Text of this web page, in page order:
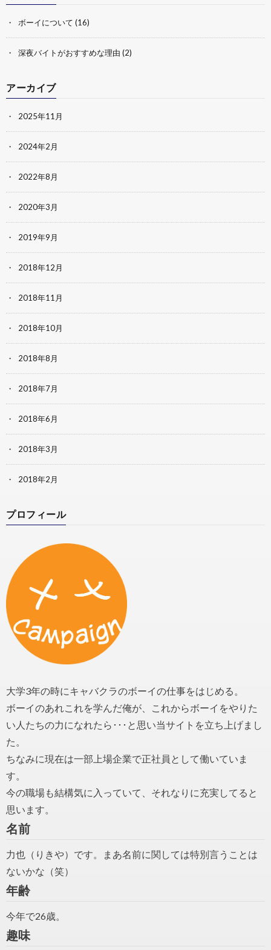
ボーイについて (16)
深夜バイトがおすすめな理由 (2)
アーカイブ
2025年11月
2024年2月
2022年8月
2020年3月
2019年9月
2018年12月
2018年11月
2018年10月
2018年8月
2018年7月
2018年6月
2018年3月
2018年2月
プロフィール
大学3年の時にキャバクラのボーイの仕事をはじめる。
ボーイのあれこれを学んだ俺が、これからボーイをやりた
い人たちの力になれたら･･･と思い当サイトを立ち上げまし
た。
ちなみに現在は一部上場企業で正社員として働いていま
す。
今の職場も結構気に入っていて、それなりに充実してると
思います。
名前
力也（りきや）です。まあ名前に関しては特別言うことは
ないかな（笑）
年齢
今年で26歳。
趣味